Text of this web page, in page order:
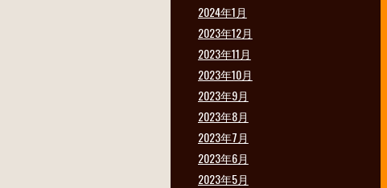
2024年1月
2023年12月
2023年11月
2023年10月
2023年9月
2023年8月
2023年7月
2023年6月
2023年5月